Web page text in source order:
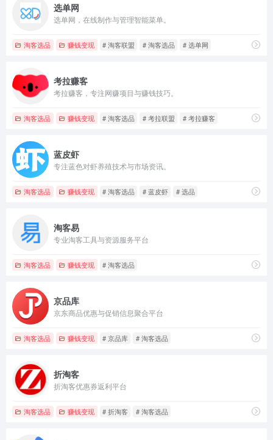
选单网
选单网，在线制作与管理智能菜单。
淘客选品 赚钱变现 # 淘客联盟 # 淘客选品 # 选单网
考拉赚客
考拉赚客，专注网赚项目与赚钱技巧。
淘客选品 赚钱变现 # 淘客选品 # 考拉联盟 # 考拉赚客
蓝皮虾
专注蓝色对虾养殖技术与市场资讯。
淘客选品 赚钱变现 # 淘客选品 # 蓝皮虾 # 选品
淘客易
专业淘客工具与资源服务平台
淘客选品 赚钱变现 # 淘客选品
京品库
京东商品优惠与促销信息聚合平台
淘客选品 赚钱变现 # 京品库 # 淘客选品
折淘客
折淘客优惠券返利平台
淘客选品 赚钱变现 # 折淘客 # 淘客选品